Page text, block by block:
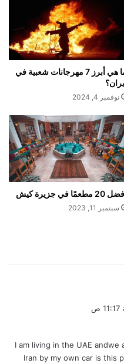
ما هي أبرز 7 مهرجانات شعبية في
نوفمبر 4, 2024
مطعمًا في جزيرة كيش
سبتمبر 11, 2023
I am living in the UAE andwe
Iran by my own car is this